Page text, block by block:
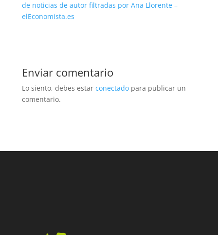
de noticias de autor filtradas por Ana Llorente –
elEconomista.es
Enviar comentario
Lo siento, debes estar conectadopara publicar un
comentario.